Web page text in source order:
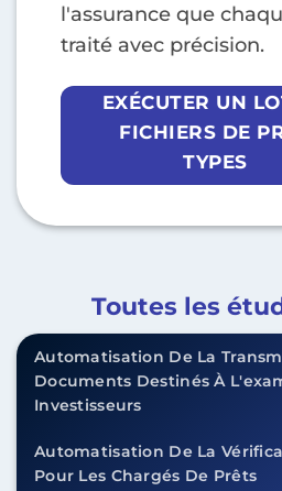
l'assurance que
traité avec précision.
EXÉCUTER UN
FICHIERS DE
TYPES
Toutes les
Automatisation De La
Documents Destinés À
Investisseurs
Automatisation De La
Pour Les Chargés De Prêts